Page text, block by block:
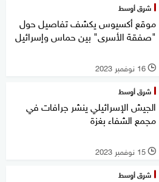
شرق أوسط
موقع أكسيوس يكشف تفاصيل حول
"صفقة الأسرى" بين حماس وإسرائيل
l 16 نوفمبر 2023
شرق أوسط
الجيش الإسرائيلي ينشر جرافات في
مجمع الشفاء بغزة
l 15 نوفمبر 2023
شرق أوسط